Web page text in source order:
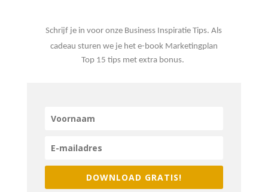
Schrijf je in voor onze Business Inspiratie Tips. Als
cadeau sturen we je het e-book Marketingplan
Top 15 tips met extra bonus.
DOWNLOAD GRATIS!